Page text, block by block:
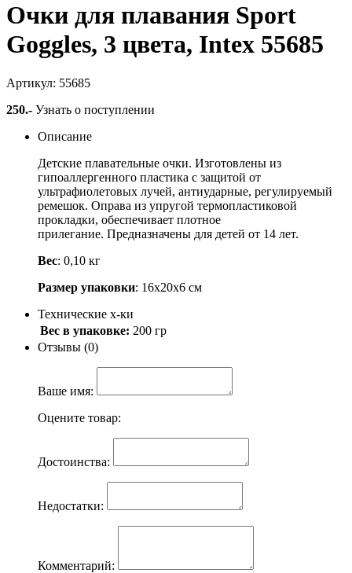
Очки для плавания Sport
Goggles, 3 цвета, Intex 55685
Артикул: 55685
250.- Узнать о поступлении
Описание
Детские плавательные очки. Изготовлены из
гипоаллергенного пластика с защитой от
ультрафиолетовых лучей, антиударные, регулируемый
ремешок. Оправа из упругой термопластиковой
прокладки, обеспечивает плотное
прилегание. Предназначены для детей от 14 лет.
Вес: 0,10 кг
Размер упаковки: 16х20х6 см
Технические х-ки
Вес в упаковке: 200 гр
Отзывы (0)
Ваше имя:
Оцените товар:
Достоинства:
Недостатки:
Комментарий: